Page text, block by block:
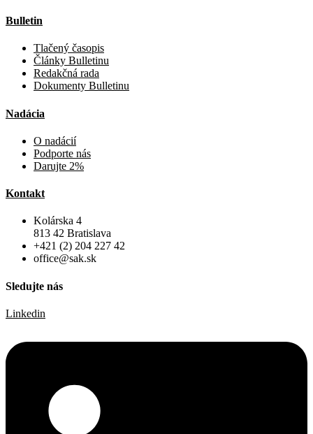
Bulletin
Tlačený časopis
Články Bulletinu
Redakčná rada
Dokumenty Bulletinu
Nadácia
O nadácií
Podporte nás
Darujte 2%
Kontakt
Kolárska 4
813 42 Bratislava
+421 (2) 204 227 42
office@sak.sk
Sledujte nás
Linkedin